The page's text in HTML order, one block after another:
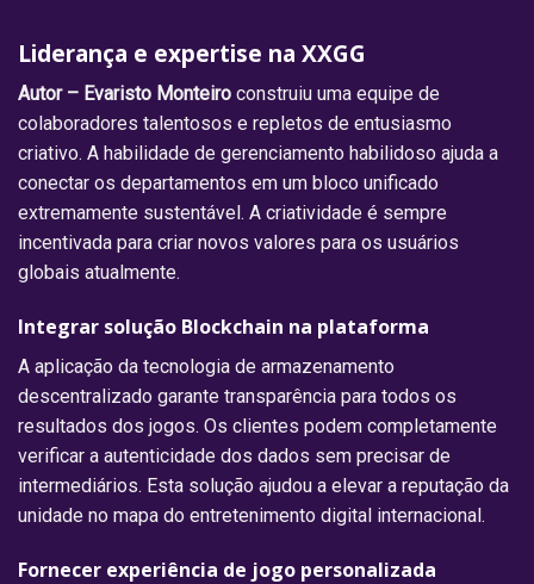
Liderança e expertise na XXGG
Autor – Evaristo Monteiro construiu uma equipe de
colaboradores talentosos e repletos de entusiasmo
criativo. A habilidade de gerenciamento habilidoso ajuda a
conectar os departamentos em um bloco unificado
extremamente sustentável. A criatividade é sempre
incentivada para criar novos valores para os usuários
globais atualmente.
Integrar solução Blockchain na plataforma
A aplicação da tecnologia de armazenamento
descentralizado garante transparência para todos os
resultados dos jogos. Os clientes podem completamente
verificar a autenticidade dos dados sem precisar de
intermediários. Esta solução ajudou a elevar a reputação da
unidade no mapa do entretenimento digital internacional.
Fornecer experiência de jogo personalizada